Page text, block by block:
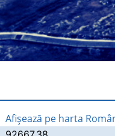
Afişează pe harta